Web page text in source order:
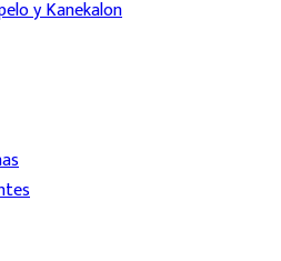
y Kanekalon